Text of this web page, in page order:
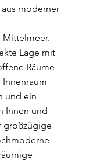
moderner
Mittelmeer.
Lage mit
Räume
und ein
Innen und
großzügige